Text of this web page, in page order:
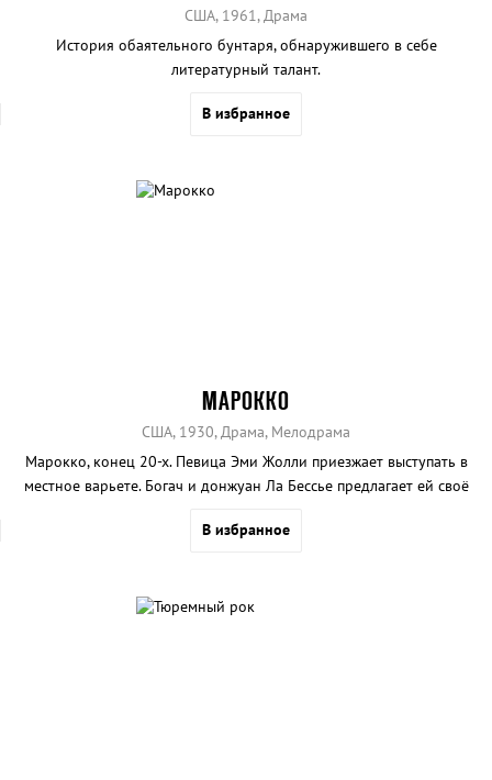
США, 1961, Драма
История обаятельного бунтаря, обнаружившего в себе
литературный талант.
В избранное
МАРОККО
США, 1930, Драма, Мелодрама
Марокко, конец 20-х. Певица Эми Жолли приезжает выступать в
местное варьете. Богач и донжуан Ла Бессье предлагает ей своё
В избранное